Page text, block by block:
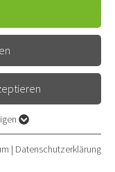
Funktionen der
die Webseite
| Datenschutzerklärung